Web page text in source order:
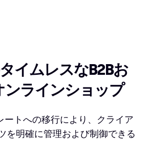
イムレスなB2Bお
ンラインショップ
トへの移行により、クライア
を明確に管理および制御できる